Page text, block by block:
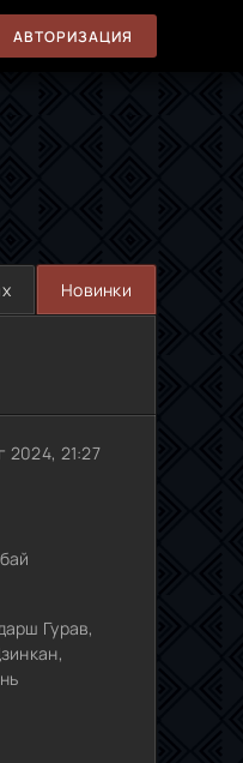
АВТОРИЗАЦИЯ
Новинки
2024, 21:27
Гурав,